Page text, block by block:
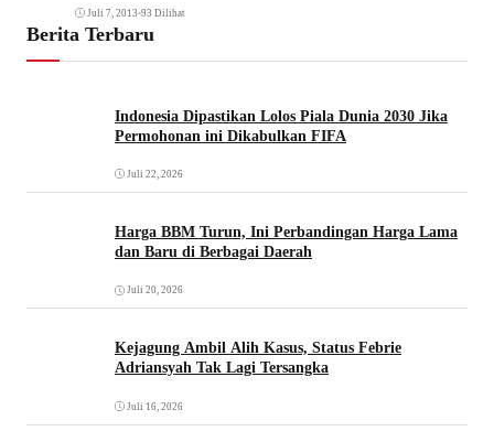
Juli 7, 2013 •93 Dilihat
Berita Terbaru
Indonesia Dipastikan Lolos Piala Dunia 2030 Jika
Permohonan ini Dikabulkan FIFA
Juli 22, 2026
Harga BBM Turun, Ini Perbandingan Harga Lama
dan Baru di Berbagai Daerah
Juli 20, 2026
Kejagung Ambil Alih Kasus, Status Febrie
Adriansyah Tak Lagi Tersangka
Juli 16, 2026